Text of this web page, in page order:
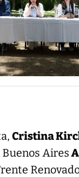
Cristina
Aires